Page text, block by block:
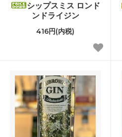
シップスミス ロンド
ンドライジン
416円(内税)